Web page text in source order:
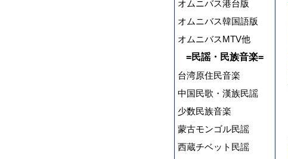
オムニバス港台版
オムニバス韓国語版
オムニバスMTV他
=民謡・民族音楽=
台湾原住民音楽
中国民歌・漢族民謡
少数民族音楽
蒙古モンゴル民謡
西蔵チベット民謡